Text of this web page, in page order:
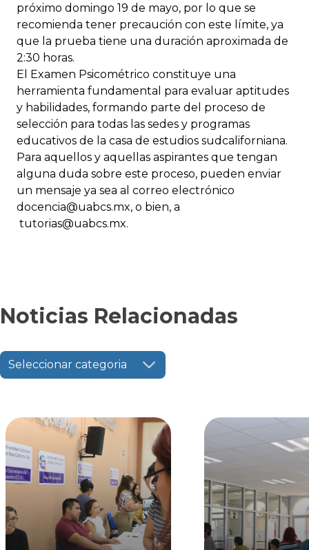
próximo domingo 19 de mayo, por lo que se
recomienda tener precaución con este límite, ya
que la prueba tiene una duración aproximada de
2:30 horas.
El Examen Psicométrico constituye una
herramienta fundamental para evaluar aptitudes
y habilidades, formando parte del proceso de
selección para todas las sedes y programas
educativos de la casa de estudios sudcaliforniana.
Para aquellos y aquellas aspirantes que tengan
alguna duda sobre este proceso, pueden enviar
un mensaje ya sea al correo electrónico
docencia@uabcs.mx, o bien, a
tutorias@uabcs.mx.
Noticias Relacionadas
Seleccionar categoria